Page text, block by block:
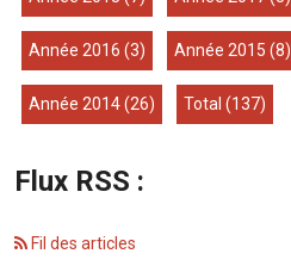
année 2016 (3) année 2015 (8)
année 2014(26) total (137)
Flux RSS :
Fil des articles